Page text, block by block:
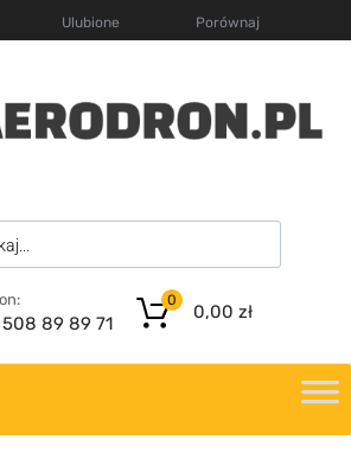
Ulubione Porównaj
89 89 71
0,00 zł
0